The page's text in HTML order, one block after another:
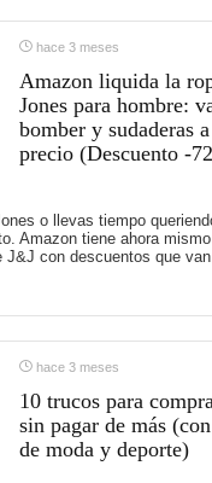
hace 3 meses
Amazon liquida la
Jones para hombre:
bomber y sudaderas
precio (Descuento -
o llevas tiempo
Amazon tiene ahora
J&J con descuentos que
hace 3 meses
10 trucos para
sin pagar de más
de moda y deporte)